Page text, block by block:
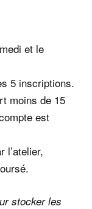
et le
5 inscriptions.
moins de 15
est
l’atelier,
stocker les